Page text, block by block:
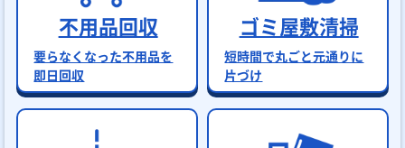
不用品回収
要らなくなった不用品を
即日回収
ゴミ屋敷清掃
短時間で丸ごと元通りに
片づけ